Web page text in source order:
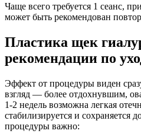
Чаще всего требуется 1 сеанс,
может быть рекомендован
Пластика щек
рекомендации по
Эффект от процедуры виден
взгляд — более отдохнувшим,
1-2 недель возможна легкая
стабилизируется и сохраняется
процедуры важно: